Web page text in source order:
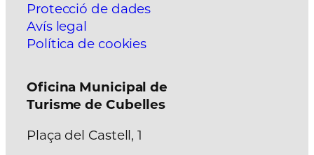
Protecció de dades
Avís legal
Política de cookies
Oficina Municipal de
Turisme de Cubelles
Plaça del Castell, 1